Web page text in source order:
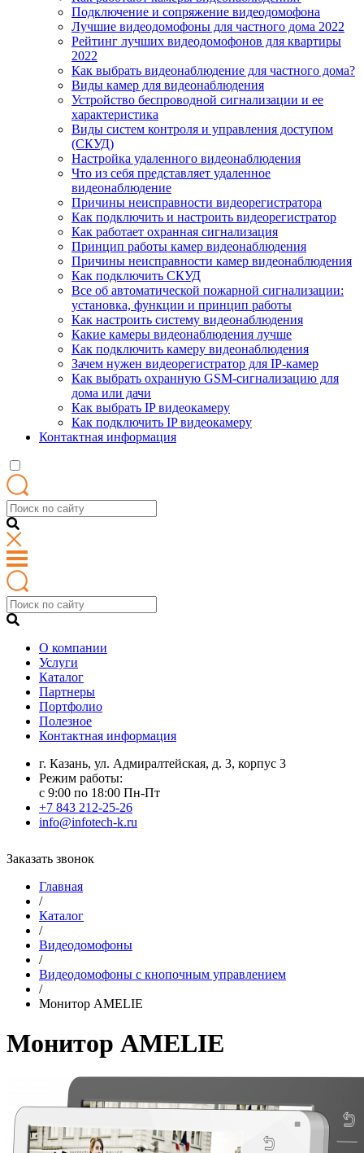
Подключение и сопряжение видеодомофона
Лучшие видеодомофоны для частного дома 2022
Рейтинг лучших видеодомофонов для квартиры
2022
Как выбрать видеонаблюдение для частного дома?
Виды камер для видеонаблюдения
Устройство беспроводной сигнализации и ее
характеристика
Виды систем контроля и управления доступом
(СКУД)
Настройка удаленного видеонаблюдения
Что из себя представляет удаленное
видеонаблюдение
Причины неисправности видеорегистратора
Как подключить и настроить видеорегистратор
Как работает охранная сигнализация
Принцип работы камер видеонаблюдения
Причины неисправности камер видеонаблюдения
Как подключить СКУД
Все об автоматической пожарной сигнализации:
установка, функции и принцип работы
Как настроить систему видеонаблюдения
Какие камеры видеонаблюдения лучше
Как подключить камеру видеонаблюдения
Зачем нужен видеорегистратор для IP-камер
Как выбрать охранную GSM-сигнализацию для
дома или дачи
Как выбрать IP видеокамеру
Как подключить IP видеокамеру
Контактная информация
О компании
Услуги
Каталог
Партнеры
Портфолио
Полезное
Контактная информация
г. Казань, ул. Адмиралтейская, д. 3, корпус 3
Режим работы:
с 9:00 по 18:00 Пн-Пт
+7 843 212-25-26
info@infotech-k.ru
Заказать звонок
Главная
/
Каталог
/
Видеодомофоны
/
Видеодомофоны с кнопочным управлением
/
Монитор AMELIE
Монитор AMELIE